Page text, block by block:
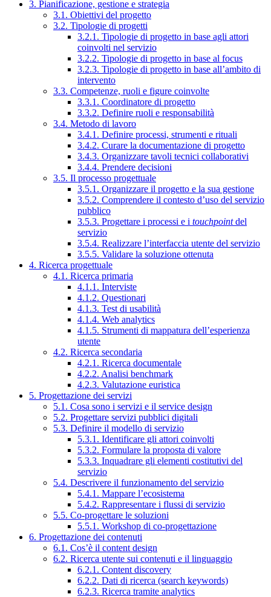
3. Pianificazione, gestione e strategia
3.1. Obiettivi del progetto
3.2. Tipologie di progetti
3.2.1. Tipologie di progetto in base agli attori
coinvolti nel servizio
3.2.2. Tipologie di progetto in base al focus
3.2.3. Tipologie di progetto in base all’ambito di
intervento
3.3. Competenze, ruoli e figure coinvolte
3.3.1. Coordinatore di progetto
3.3.2. Definire ruoli e responsabilità
3.4. Metodo di lavoro
3.4.1. Definire processi, strumenti e rituali
3.4.2. Curare la documentazione di progetto
3.4.3. Organizzare tavoli tecnici collaborativi
3.4.4. Prendere decisioni
3.5. Il processo progettuale
3.5.1. Organizzare il progetto e la sua gestione
3.5.2. Comprendere il contesto d’uso del servizio
pubblico
3.5.3. Progettare i processi e i touchpointdel
servizio
3.5.4. Realizzare l’interfaccia utente del servizio
3.5.5. Validare la soluzione ottenuta
4. Ricerca progettuale
4.1. Ricerca primaria
4.1.1. Interviste
4.1.2. Questionari
4.1.3. Test di usabilità
4.1.4. Web analytics
4.1.5. Strumenti di mappatura dell’esperienza
utente
4.2. Ricerca secondaria
4.2.1. Ricerca documentale
4.2.2. Analisi benchmark
4.2.3. Valutazione euristica
5. Progettazione dei servizi
5.1. Cosa sono i servizi e il service design
5.2. Progettare servizi pubblici digitali
5.3. Definire il modello di servizio
5.3.1. Identificare gli attori coinvolti
5.3.2. Formulare la proposta di valore
5.3.3. Inquadrare gli elementi costitutivi del
servizio
5.4. Descrivere il funzionamento del servizio
5.4.1. Mappare l’ecosistema
5.4.2. Rappresentare i flussi di servizio
5.5. Co-progettare le soluzioni
5.5.1. Workshop di co-progettazione
6. Progettazione dei contenuti
6.1. Cos’è il content design
6.2. Ricerca utente sui contenuti e il linguaggio
6.2.1. Content discovery
6.2.2. Dati di ricerca (search keywords)
6.2.3. Ricerca tramite analytics